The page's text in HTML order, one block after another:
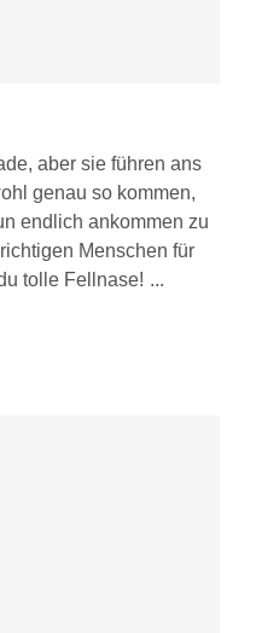
aber sie führen ans
genau so kommen,
endlich ankommen zu
Menschen für
tolle Fellnase!